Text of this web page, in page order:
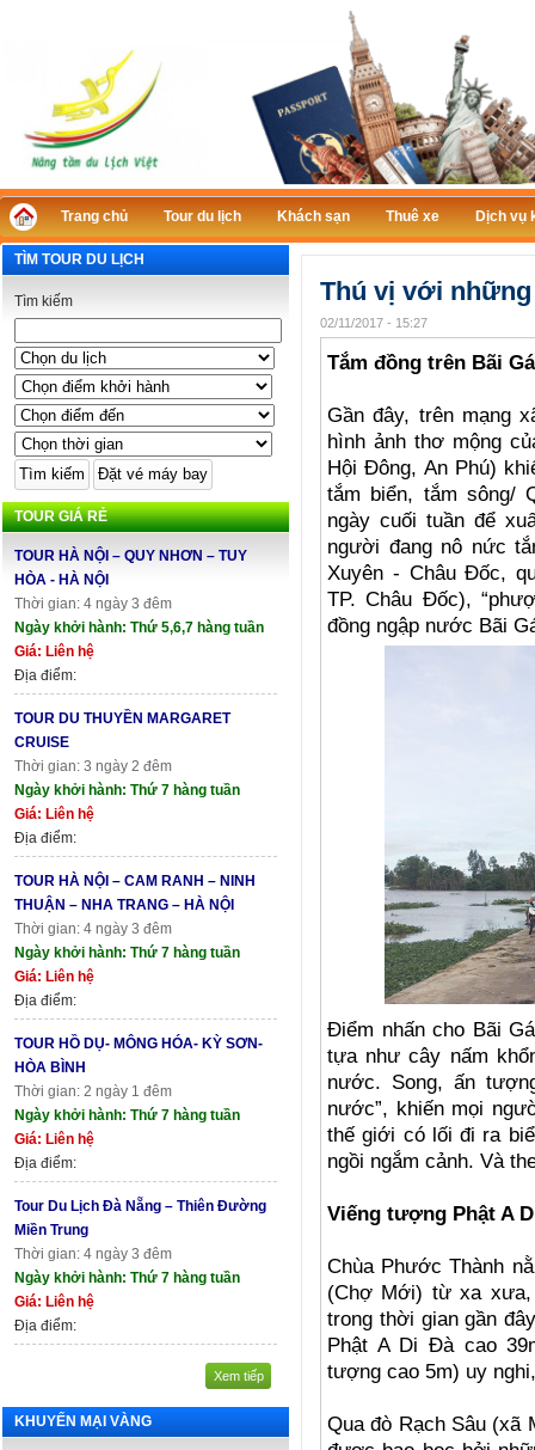
Trang chủ Tour du lịch Khách sạn Thuê xe Dịch vụ
TÌM TOUR DU LỊCH
Tìm kiếm
TOUR GIÁ RẺ
TOUR HÀ NỘI – QUY NHƠN – TUY
HÒA - HÀ NỘI
Thời gian: 4 ngày 3 đêm
Ngày khởi hành: Thứ 5,6,7 hàng tuần
Giá: Liên hệ
Địa điểm:
TOUR DU THUYỀN MARGARET
CRUISE
Thời gian: 3 ngày 2 đêm
Ngày khởi hành: Thứ 7 hàng tuần
Giá: Liên hệ
Địa điểm:
TOUR HÀ NỘI – CAM RANH – NINH
THUẬN – NHA TRANG – HÀ NỘI
Thời gian: 4 ngày 3 đêm
Ngày khởi hành: Thứ 7 hàng tuần
Giá: Liên hệ
Địa điểm:
TOUR HỒ DỤ- MÔNG HÓA- KỲ SƠN-
HÒA BÌNH
Thời gian: 2 ngày 1 đêm
Ngày khởi hành: Thứ 7 hàng tuần
Giá: Liên hệ
Địa điểm:
Tour Du Lịch Đà Nẵng – Thiên Đường
Miền Trung
Thời gian: 4 ngày 3 đêm
Ngày khởi hành: Thứ 7 hàng tuần
Giá: Liên hệ
Địa điểm:
Xem tiếp
KHUYẾN MẠI VÀNG
Thú vị với
02/11/2017 - 15:27
Tắm đồng trên Bãi
Gần đây, trên mạng
hình ảnh thơ mộng
Hội Đông, An Phú)
tắm biển, tắm sông/
ngày cuối tuần để
người đang nô nức
Xuyên - Châu Đốc,
TP. Châu Đốc),
đồng ngập nước Bãi
Điểm nhấn cho Bãi
tựa như cây nấm
nước. Song, ấn
nước”, khiến mọi
thế giới có lối đi ra
ngồi ngắm cảnh. Và
Viếng tượng Phật A
Chùa Phước Thành
(Chợ Mới) từ xa xưa,
trong thời gian gần
Phật A Di Đà cao
tượng cao 5m) uy
Qua đò Rạch Sâu (xã